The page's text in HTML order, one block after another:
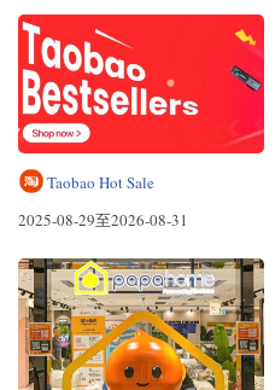
Taobao Hot Sale
2025-08-29至2026-08-31